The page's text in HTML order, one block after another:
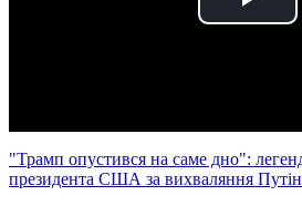
Play
"Трамп опустився на саме дно":
президента США за вихваляння